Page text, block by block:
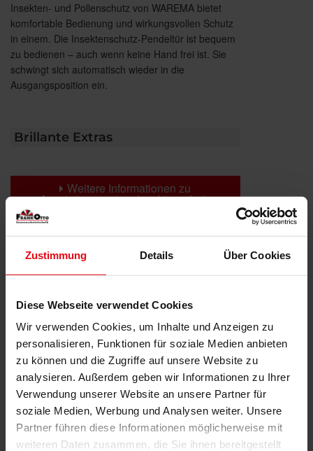
Zustimmung Details Über Cookies
Diese Webseite verwendet Cookies
Wir verwenden Cookies, um Inhalte und Anzeigen zu
personalisieren, Funktionen für soziale Medien anbieten
zu können und die Zugriffe auf unsere Website zu
analysieren. Außerdem geben wir Informationen zu Ihrer
Verwendung unserer Website an unsere Partner für
soziale Medien, Werbung und Analysen weiter. Unsere
Partner führen diese Informationen möglicherweise mit
weiteren Daten zusammen, die Sie ihnen bereitgestellt
Insekten- und Pollenschutz von WAREMA bietet
komfortable Bedienung und wirkungsvollen Schutz
in einem. Die Insektenschutz-Pendeltür ist bequem
zu bedienen – auch wenn keine Hand frei ist. Sie
schwingt sich automatisch wieder in die
Ausgangsposition ein.
Brillante Extras
Weitere Informationen zu
Ausstattungsextras Insektenschutz
Das könnte Sie auch interessieren